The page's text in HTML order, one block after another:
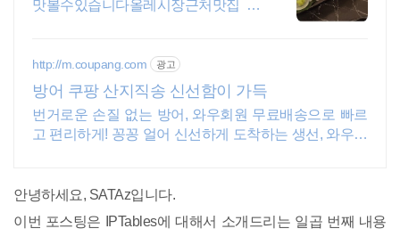
맛볼수있습니다올레시장근처맛집 제
http://m.coupang.com 광고
방어 쿠팡 산지직송 신선함이 가득
번거로운 손질 없는 방어, 와우회원 무료배송으로 빠르
고 편리하게! 꽁꽁 얼어 신선하게 도착하는 생선, 와우회
안녕하세요, SATAz입니다.
이번 포스팅은 IPTables에 대해서 소개드리는 일곱 번째 내용